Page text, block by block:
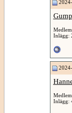
Inlägg:
Inlägg: